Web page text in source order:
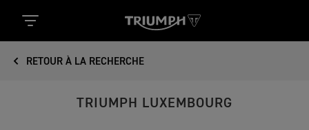
RETOUR À LA RECHERCHE
TRIUMPH LUXEMBOURG